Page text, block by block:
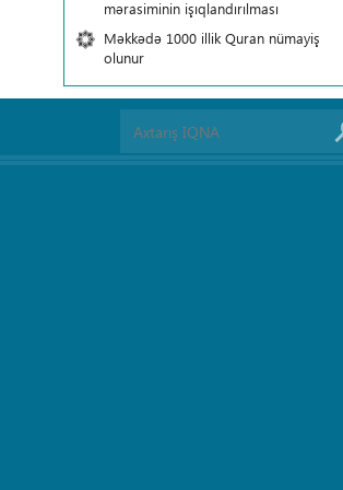
mərasiminin işıqlandırılması
Məkkədə 1000 illik Quran nümayiş
olunur